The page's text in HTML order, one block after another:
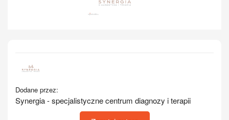
Dodane przez:
Synergia - specjalistyczne centrum diagnozy i terapii